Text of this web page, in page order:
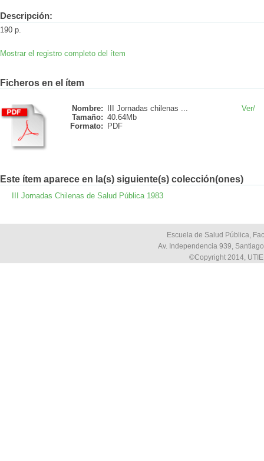
Descripción:
190 p.
Mostrar el registro completo del ítem
Ficheros en el ítem
Nombre:
III Jornadas chilenas ...
Tamaño: 40.64Mb
Formato:
PDF
Ver/
Este ítem aparece en la(s) siguiente(s) colección(ones)
III Jornadas Chilenas de Salud Pública 1983
Escuela de Salud Pública,
Av. Independencia 939,
©Copyright 2014,